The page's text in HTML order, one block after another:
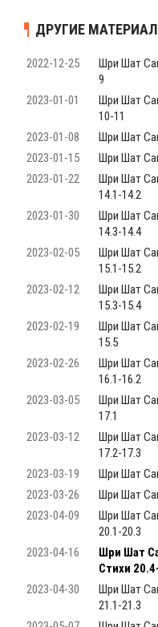
ДРУГИЕ
2022-12-25
Шри Шат
9
2023-01-01
Шри Шат
10-11
2023-01-08
Шри Шат
2023-01-15
Шри Шат
2023-01-22
Шри Шат
14.1-14.2
2023-01-30
Шри Шат
14.3-14.4
2023-02-05
Шри Шат
15.1-15.2
2023-02-12
Шри Шат
15.3-15.4
2023-02-19
Шри Шат
15.5
2023-02-26
Шри Шат
16.1-16.2
2023-03-05
Шри Шат
17.1
2023-03-12
Шри Шат
17.2-17.3
2023-03-19
Шри Шат
2023-03-26
Шри Шат
2023-04-09
Шри Шат
20.1-20.3
2023-04-16
Шри Шат
Стихи
2023-04-30
Шри Шат
21.1-21.3